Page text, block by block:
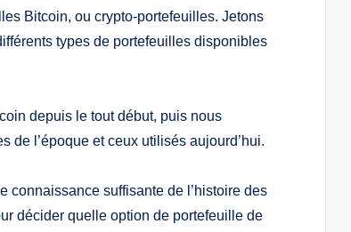
Bitcoin, ou crypto-portefeuilles. Jetons
types de portefeuilles disponibles
depuis le tout début, puis nous
de l’époque et ceux utilisés aujourd’hui.
connaissance suffisante de l’histoire des
décider quelle option de portefeuille de